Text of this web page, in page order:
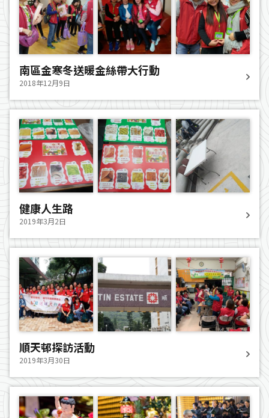
南區金寒冬送暖金絲帶大行動
2018年12月9日
健康人生路
2019年3月2日
順天邨探訪活動
2019年3月30日